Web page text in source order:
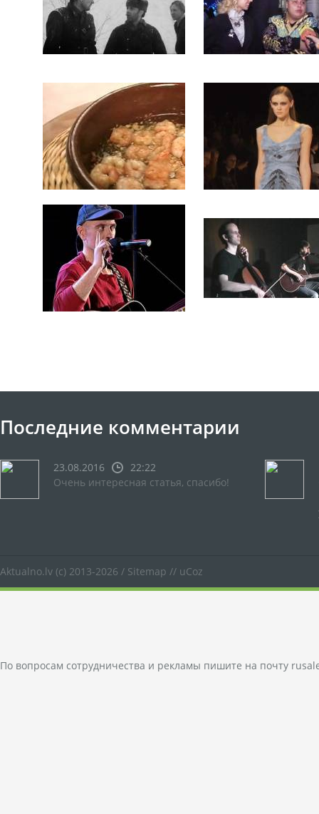
Последние комментарии
23.08.2016
22:22
Очень интересная статья, спасибо!
Aktualno.lv (c) 2013-2026 / Sitemap // uCoz
По вопросам сотрудничества и рекламы пишите на почту